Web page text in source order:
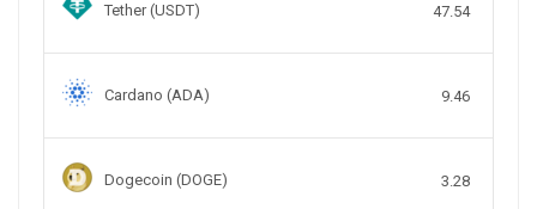
Tether (USDT) 47.54
Cardano (ADA) 9.46
Dogecoin (DOGE) 3.28